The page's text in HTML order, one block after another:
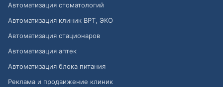
Автоматизация стоматологий
Автоматизация клиник ВРТ, ЭКО
Автоматизация стационаров
Автоматизация аптек
Автоматизация блока питания
Реклама и продвижение клиник